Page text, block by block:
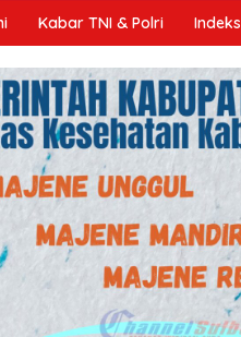
Kabar TNI & Polri Indeks